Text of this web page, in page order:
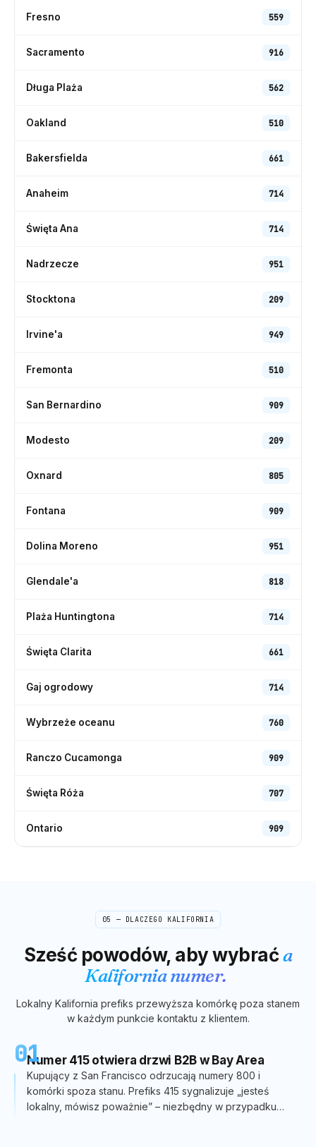
Fresno 559
Sacramento 916
Długa Plaża 562
Oakland 510
Bakersfielda 661
Anaheim 714
Święta Ana 714
Nadrzecze 951
Stocktona 209
Irvine'a 949
Fremonta 510
San Bernardino 909
Modesto 209
Oxnard 805
Fontana 909
Dolina Moreno 951
Glendale'a 818
Plaża Huntingtona 714
Święta Clarita 661
Gaj ogrodowy 714
Wybrzeże oceanu 760
Ranczo Cucamonga 909
Święta Róża 707
Ontario 909
05 — DLACZEGO KALIFORNIA
Sześć powodów, aby wybraća
Kalifornianumer.
Lokalny Kalifornia prefiks przewyższa komórkę poza stanem
w każdym punkcie kontaktu z klientem.
01Numer 415 otwiera drzwi B2B w Bay Area
Kupujący z San Francisco odrzucają numery 800 i
komórki spoza stanu. Prefiks 415 sygnalizuje „jesteś
lokalny, mówisz poważnie” – niezbędny w przypadku